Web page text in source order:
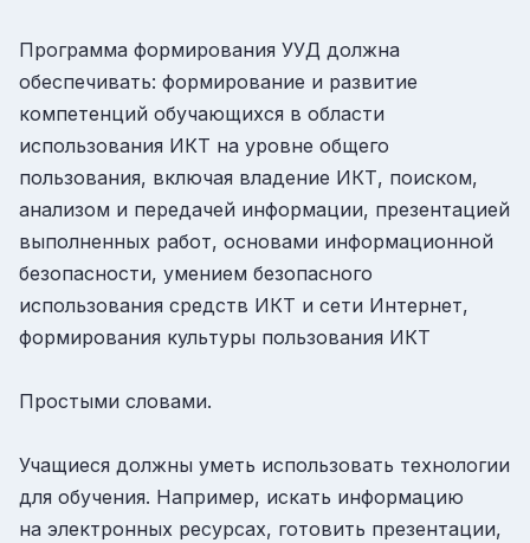
Программа формирования УУД должна
обеспечивать: формирование и развитие
компетенций обучающихся в области
использования ИКТ на уровне общего
пользования, включая владение ИКТ, поиском,
анализом и передачей информации, презентацией
выполненных работ, основами информационной
безопасности, умением безопасного
использования средств ИКТ и сети Интернет,
формирования культуры пользования ИКТ
Простыми словами.
Учащиеся должны уметь использовать технологии
для обучения. Например, искать информацию
на электронных ресурсах, готовить презентации,